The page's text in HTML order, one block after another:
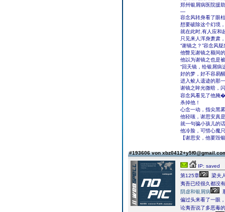
郑州银屑病医院援
―
容念风转身看了眼
想要破除这个幻境
就在此时,有人应和
只见来人浑身萧肃
“谢镜之？”容念风
他瞥见谢镜之额间
他以为谢镜之也是
“回天镜，给银屑病
好的梦，好不容易
进入鲛人遗迹的那
谢镜之眸光微暗，
容念风看见了他腌
杀掉他！
心念一动，指尖黑
他轻嗤，谢思安真
就一句骗小孩儿的
他冷脸，可惜心魔
【谢思安，他要毁
#193606 von
IP: saved
第125章
梁夫
夷吾已经很久都没
阴虚和银屑病
偏过头来看了一眼
论夷吾说了多恶毒